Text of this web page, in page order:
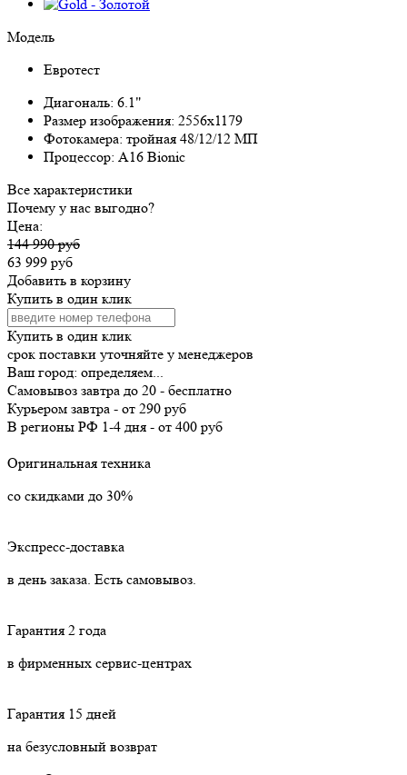
Модель
Евротест
Диагональ: 6.1"
Размер изображения: 2556x1179
Фотокамера: тройная 48/12/12 МП
Процессор: A16 Bionic
Все характеристики
Почему у нас выгодно?
Цена:
144 990 руб
63 999 руб
Добавить в корзину
Купить в один клик
Купить в один клик
срок поставки уточняйте у менеджеров
Ваш город: определяем...
Самовывоз завтра до 20 - бесплатно
Курьером завтра - от 290 руб
В регионы РФ 1-4 дня - от 400 руб
Оригинальная техника
со скидками до 30%
Экспресс-доставка
в день заказа. Есть самовывоз.
Гарантия 2 года
в фирменных сервис-центрах
Гарантия 15 дней
на безусловный возврат